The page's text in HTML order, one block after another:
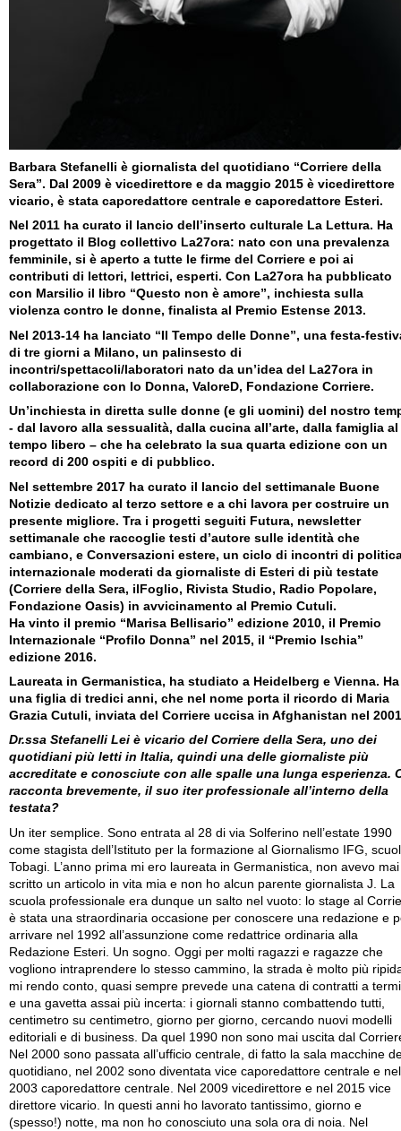
Barbara Stefanelli è giornalista del quotidiano “Corriere della
Sera”. Dal 2009 è vicedirettore e da maggio 2015 è vicedirettore
vicario, è stata caporedattore centrale e caporedattore
Nel 2011 ha curato il lancio dell’inserto culturale La Lettura. Ha
progettato il Blog collettivo La27ora: nato con una prevalenza
femminile, si è aperto a tutte le firme del Corriere e poi ai
contributi di lettori, lettrici, esperti. Con La27ora ha pubblicato
con Marsilio il libro “Questo non è amore”, inchiesta sulla
violenza contro le donne, finalista al Premio Estense 2013.
Nel 2013-14 ha lanciato “Il Tempo delle Donne”, una festa-
di tre giorni a Milano, un palinsesto di
incontri/spettacoli/laboratori nato da un’idea del La27ora in
collaborazione con Io Donna, ValoreD, Fondazione Corriere.
Un’inchiesta in diretta sulle donne (e gli uomini) del nostro
- dal lavoro alla sessualità, dalla cucina all’arte, dalla famiglia al
tempo libero – che ha celebrato la sua quarta edizione con un
record di 200 ospiti e di pubblico.
Nel settembre 2017 ha curato il lancio del settimanale Buone
Notizie dedicato al terzo settore e a chi lavora per costruire un
presente migliore. Tra i progetti seguiti Futura, newsletter
settimanale che raccoglie testi d’autore sulle identità che
cambiano, e Conversazioni estere, un ciclo di incontri di
internazionale moderati da giornaliste di Esteri di più testate
(Corriere della Sera, ilFoglio, Rivista Studio, Radio Popolare,
Fondazione Oasis) in avvicinamento al Premio Cutuli.
Ha vinto il premio “Marisa Bellisario” edizione 2010, il Premio
Internazionale “Profilo Donna” nel 2015, il “Premio Ischia”
edizione 2016.
Laureata in Germanistica, ha studiato a Heidelberg e Vienna. Ha
una figlia di tredici anni, che nel nome porta il ricordo di Maria
Grazia Cutuli, inviata del Corriere uccisa in Afghanistan nel
Dr.ssa Stefanelli Lei è vicario del Corriere della Sera, uno dei
quotidiani più letti in Italia, quindi una delle giornaliste più
accreditate e conosciute con alle spalle una lunga esperienza.
racconta brevemente, il suo iter professionale all’interno della
testata?
Un iter semplice. Sono entrata al 28 di via Solferino nell’estate 1990
come stagista dell’Istituto per la formazione al Giornalismo IFG,
Tobagi. L’anno prima mi ero laureata in Germanistica, non avevo mai
scritto un articolo in vita mia e non ho alcun parente giornalista J. La
scuola professionale era dunque un salto nel vuoto: lo stage al
è stata una straordinaria occasione per conoscere una redazione e
arrivare nel 1992 all’assunzione come redattrice ordinaria alla
Redazione Esteri. Un sogno. Oggi per molti ragazzi e ragazze che
vogliono intraprendere lo stesso cammino, la strada è molto più
mi rendo conto, quasi sempre prevede una catena di contratti a
e una gavetta assai più incerta: i giornali stanno combattendo tutti,
centimetro su centimetro, giorno per giorno, cercando nuovi modelli
editoriali e di business. Da quel 1990 non sono mai uscita dal
Nel 2000 sono passata all’ufficio centrale, di fatto la sala macchine
quotidiano, nel 2002 sono diventata vice caporedattore centrale e nel
2003 caporedattore centrale. Nel 2009 vicedirettore e nel 2015 vice
direttore vicario. In questi anni ho lavorato tantissimo, giorno e
(spesso!) notte, ma non ho conosciuto una sola ora di noia. Nel